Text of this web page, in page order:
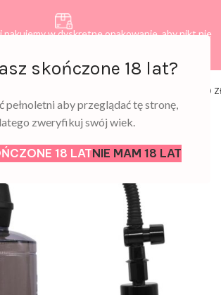
skończone 18 lat?
pełnoletni aby przeglądać tę stronę,
zweryfikuj swój wiek.
18 LATNIE MAM 18 LAT
pakujemy w dyskretne opakowanie, aby nikt nie
0,00